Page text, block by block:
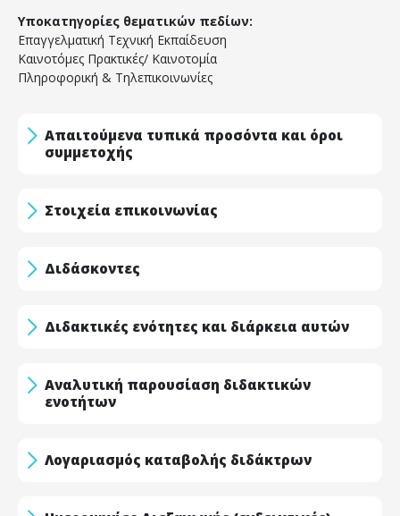
Υποκατηγορίες θεματικών πεδίων:
Επαγγελματική Τεχνική Εκπαίδευση
Καινοτόμες Πρακτικές/ Καινοτομία
Πληροφορική & Τηλεπικοινωνίες
Απαιτούμενα τυπικά προσόντα και όροι
συμμετοχής
Στοιχεία επικοινωνίας
Διδάσκοντες
Διδακτικές ενότητες και διάρκεια αυτών
Αναλυτική παρουσίαση διδακτικών
ενοτήτων
Λογαριασμός καταβολής διδάκτρων